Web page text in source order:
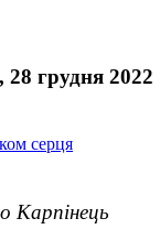
28 грудня 2022
серця
Карпінець